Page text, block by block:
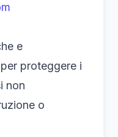
e
proteggere i
non
o